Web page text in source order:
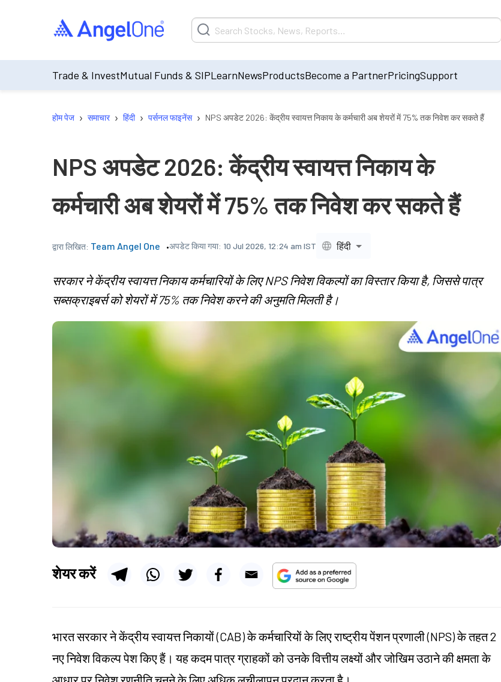
Trade & InvestMutual Funds & SIPLearnNewsProductsBecome a PartnerPricingSupport
होम पेज › समाचार › हिंदी › पर्सनल फाइनेंस › NPS अपडेट 2026: केंद्रीय स्वायत्त निकाय के कर्मचारी अब शेयरों में 75% तक निवेश कर सकते हैं
NPS अपडेट 2026: केंद्रीय स्वायत्त निकाय के
कर्मचारी अब शेयरों में 75% तक निवेश कर सकते हैं
द्वारा लिखित: Team Angel One अपडेट किया गया: 10 Jul 2026, 12:24 am IST हिंदी
सरकार ने केंद्रीय स्वायत्त निकाय कर्मचारियों के लिए NPS निवेश विकल्पों का विस्तार किया है, जिससे पात्र
सब्सक्राइबर्स को शेयरों में 75% तक निवेश करने की अनुमति मिलती है।
शेयर करें
भारत सरकार ने केंद्रीय स्वायत्त निकायों (CAB) के कर्मचारियों के लिए राष्ट्रीय पेंशन प्रणाली (NPS) के तहत 2
नए निवेश विकल्प पेश किए हैं। यह कदम पात्र ग्राहकों को उनके वित्तीय लक्ष्यों और जोखिम उठाने की क्षमता के